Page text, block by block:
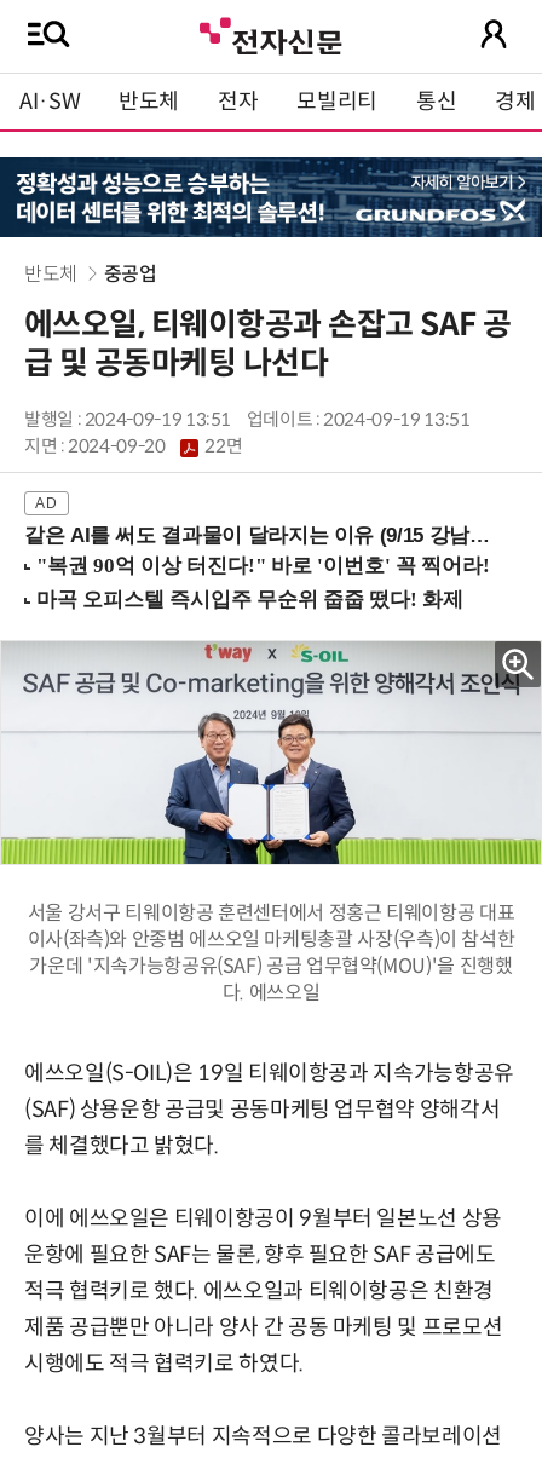
AI·SW 반도체 전자 모빌리티 통신 경제
반도체 중공업
에쓰오일, 티웨이항공과 손잡고 SAF 공
급 및 공동마케팅 나선다
발행일 : 2024-09-19 13:51
업데이트 : 2024-09-19 13:51
지면 :2024-09-20 22면
같은 AI를 써도 결과물이 달라지는 이유 (9/15 강남역)
서울 강서구 티웨이항공 훈련센터에서 정홍근 티웨이항공 대표
이사(좌측)와 안종범 에쓰오일 마케팅총괄 사장(우측)이 참석한
가운데 '지속가능항공유(SAF) 공급 업무협약(MOU)'을 진행했
다. 에쓰오일
에쓰오일(S-OIL)은 19일 티웨이항공과 지속가능항공유
(SAF) 상용운항 공급및 공동마케팅 업무협약 양해각서
를 체결했다고 밝혔다.
이에 에쓰오일은 티웨이항공이 9월부터 일본노선 상용
운항에 필요한 SAF는 물론, 향후 필요한 SAF 공급에도
적극 협력키로 했다. 에쓰오일과 티웨이항공은 친환경
제품 공급뿐만 아니라 양사 간 공동 마케팅 및 프로모션
시행에도 적극 협력키로 하였다.
양사는 지난 3월부터 지속적으로 다양한 콜라보레이션